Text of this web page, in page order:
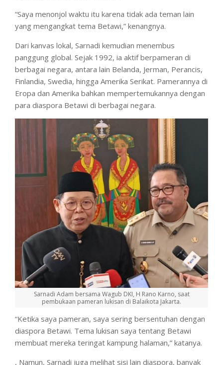
“Saya menonjol waktu itu karena tidak ada teman lain
yang mengangkat tema Betawi,” kenangnya.
Dari kanvas lokal, Sarnadi kemudian menembus
panggung global. Sejak 1992, ia aktif berpameran di
berbagai negara, antara lain Belanda, Jerman, Perancis,
Finlandia, Swedia, hingga Amerika Serikat. Pamerannya di
Eropa dan Amerika bahkan mempertemukannya dengan
para diaspora Betawi di berbagai negara.
Sarnadi Adam bersama Wagub DKI, H Rano Karno, saat
pembukaan pameran lukisan di Balaikota Jakarta.
“Ketika saya pameran, saya sering bersentuhan dengan
diaspora Betawi. Tema lukisan saya tentang Betawi
membuat mereka teringat kampung halaman,” katanya.
, Namun, Sarnadi juga melihat sisi lain diaspora, banyak